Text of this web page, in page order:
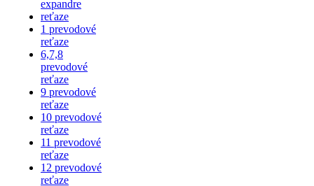
expandre
reťaze
1 prevodové
reťaze
6,7,8
prevodové
reťaze
9 prevodové
reťaze
10 prevodové
reťaze
11 prevodové
reťaze
12 prevodové
reťaze